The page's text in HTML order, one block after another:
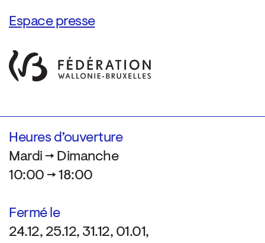
Espace presse
Heures d’ouverture
Mardi → Dimanche
10:00 → 18:00
Fermé le
24.12, 25.12, 31.12, 01.01,